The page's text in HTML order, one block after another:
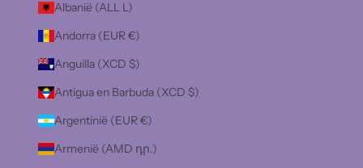
Albanië (ALL L)
Andorra (EUR €)
Anguilla (XCD $)
Antigua en Barbuda (XCD $)
Argentinië (EUR €)
Armenië (AMD դր.)